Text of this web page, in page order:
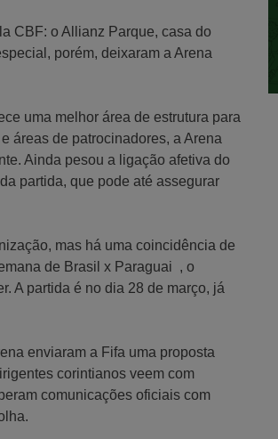
CBF: o Allianz Parque, casa do
porém, deixaram a Arena
uma melhor área de estrutura para
áreas de patrocinadores, a Arena
Ainda pesou a ligação afetiva do
partida, que pode até assegurar
mas há uma coincidência de
de Brasil x Paraguai , o
A partida é no dia 28 de março, já
enviaram a Fifa uma proposta
corintianos veem com
comunicações oficiais com